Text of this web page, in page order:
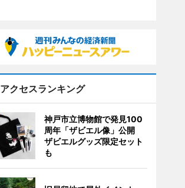
アクセスランキング
神戸市立博物館で発見100
周年「ザビエル像」公開
ザビエルグッズ限定セット
も